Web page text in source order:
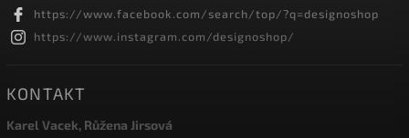
https://www.facebook.com/search/top/?q=designoshop
https://www.instagram.com/designoshop/
KONTAKT
Karel Vacek, Růžena Jirsová